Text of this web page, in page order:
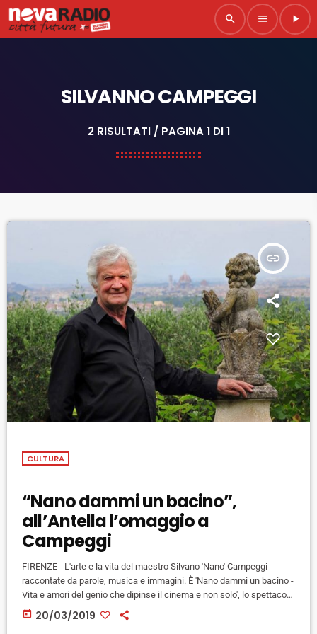
search menu play_arrow
SILVANNO CAMPEGGI
2 RISULTATI / PAGINA 1 DI 1
insert_link
CULTURA
“Nano dammi un bacino”,
all’Antella l’omaggio a
Campeggi
FIRENZE - L'arte e la vita del maestro Silvano 'Nano' Campeggi
raccontate da parole, musica e immagini. È 'Nano dammi un bacino -
Vita e amori del genio che dipinse il cinema e non solo', lo spettacolo
in scena stasera alle 21.00 al Circolo culturale ricreativo dell'Antella
per ricordare il 'pittore delle dive', scomparso ad agosto scorso a 95
today 20/03/2019